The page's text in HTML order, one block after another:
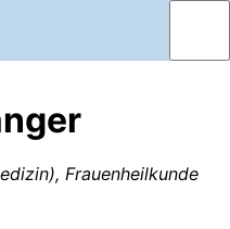
Frauenheilkunde